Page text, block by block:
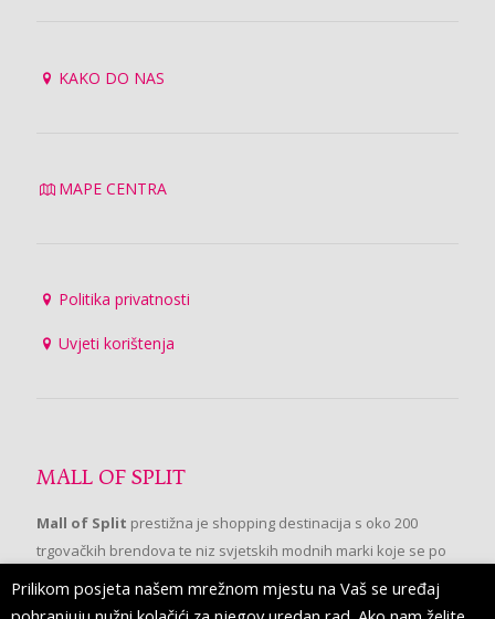
KAKO DO NAS
MAPE CENTRA
Politika privatnosti
Uvjeti korištenja
MALL OF SPLIT
Mall of Split prestižna je shopping destinacija s oko 200
trgovačkih brendova te niz svjetskih modnih marki koje se po
prvi put pojavljuju u Splitu.
Prilikom posjeta našem mrežnom mjestu na Vaš se uređaj